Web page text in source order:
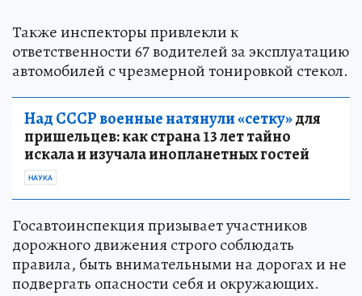
Также инспекторы привлекли к
ответственности 67 водителей за эксплуатацию
автомобилей с чрезмерной тонировкой стекол.
Над СССР военные натянули «сетку»для
пришельцев: как страна 13 лет тайно
искала и изучала инопланетных гостей
НАУКА
Госавтоинспекция призывает участников
дорожного движения строго соблюдать
правила, быть внимательными на дорогах и не
подвергать опасности себя и окружающих.